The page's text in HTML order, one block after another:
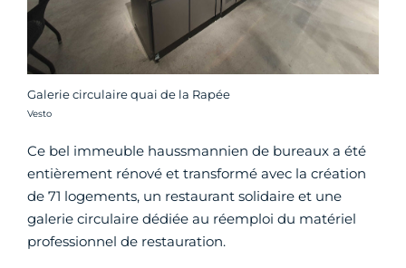
Galerie circulaire quai de la Rapée
Crédit photo :
Vesto
Ce bel immeuble haussmannien de bureaux a été
entièrement rénové et transformé avec la création
de 71 logements, un restaurant solidaire et une
galerie circulaire dédiée au réemploi du matériel
professionnel de restauration.